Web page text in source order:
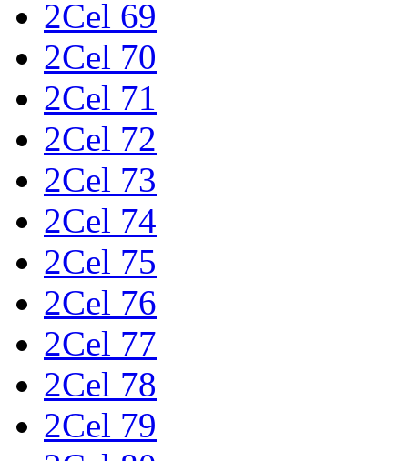
2Cel 69
2Cel 70
2Cel 71
2Cel 72
2Cel 73
2Cel 74
2Cel 75
2Cel 76
2Cel 77
2Cel 78
2Cel 79